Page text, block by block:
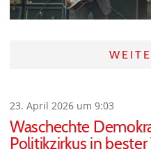
23. April 2026 um 9:03
Waschechte
Politikzirkus in